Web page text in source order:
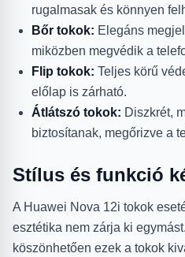
rugalmasak és könnyen
Bőr tokok: Elegáns
miközben megvédik a
Flip tokok: Teljes körű
előlap is zárható.
Átlátszó tokok: Diszkrét,
biztosítanak, megőrizve a
Stílus és funkció
A Huawei Nova 12i tokok
esztétika nem zárja ki
köszönhetően ezek a tokok